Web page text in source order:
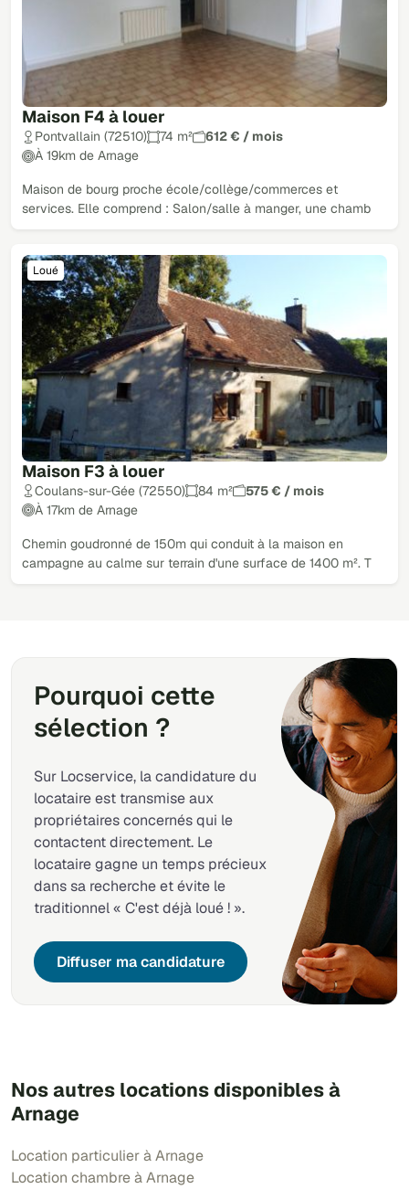
Maison F4 à louer
Pontvallain (72510) 74 m²
612 € / mois
À 19km de Arnage
Maison de bourg proche école/collège/commerces et
services. Elle comprend : Salon/salle à manger, une chamb
Maison F3 à louer
Loué
Coulans-sur-Gée (72550) 84 m²
575 € / mois
À 17km de Arnage
Chemin goudronné de 150m qui conduit à la maison en
campagne au calme sur terrain d'une surface de 1400 m². T
Pourquoi cette
sélection ?
Sur Locservice, la candidature du
locataire est transmise aux
propriétaires concernés qui le
contactent directement. Le
locataire gagne un temps précieux
dans sa recherche et évite le
traditionnel « C'est déjà loué ! ».
Diffuser ma candidature
Nos autres locations disponibles à
Arnage
Location particulier à Arnage
Location chambre à Arnage